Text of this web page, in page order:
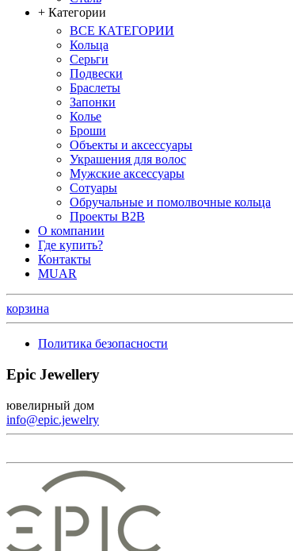
+ Категории
ВСЕ КАТЕГОРИИ
Кольца
Серьги
Подвески
Браслеты
Запонки
Колье
Броши
Объекты и аксессуары
Украшения для волос
Мужские аксессуары
Сотуары
Обручальные и помолвочные кольца
Проекты B2B
О компании
Где купить?
Контакты
MUAR
корзина
Политика безопасности
Epic Jewellery
ювелирный дом
info@epic.jewelry